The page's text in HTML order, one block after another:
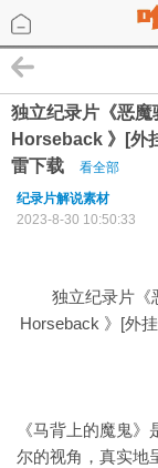
独立纪录片《恶
Horseback 》[外
雷下载
看全部
纪录片解说素材
2023-8-30 10:50:33
独立纪录片《
Horseback 》[外
《马背上的魔鬼
尔的视角，真实地